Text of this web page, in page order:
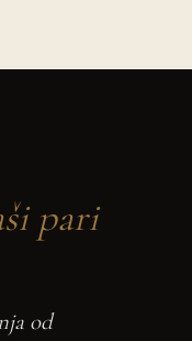
pari
od